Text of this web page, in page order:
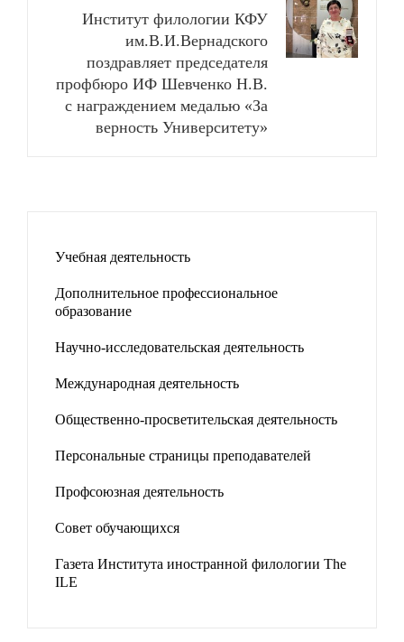
Институт филологии КФУ
им.В.И.Вернадского
поздравляет председателя
профбюро ИФ Шевченко Н.В.
с награждением медалью «За
верность Университету»
Учебная деятельность
Дополнительное профессиональное
образование
Научно-исследовательская деятельность
Международная деятельность
Общественно-просветительская деятельность
Персональные страницы преподавателей
Профсоюзная деятельность
Совет обучающихся
Газета Института иностранной филологии The
ILE